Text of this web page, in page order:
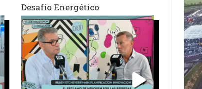
Desafío Energético